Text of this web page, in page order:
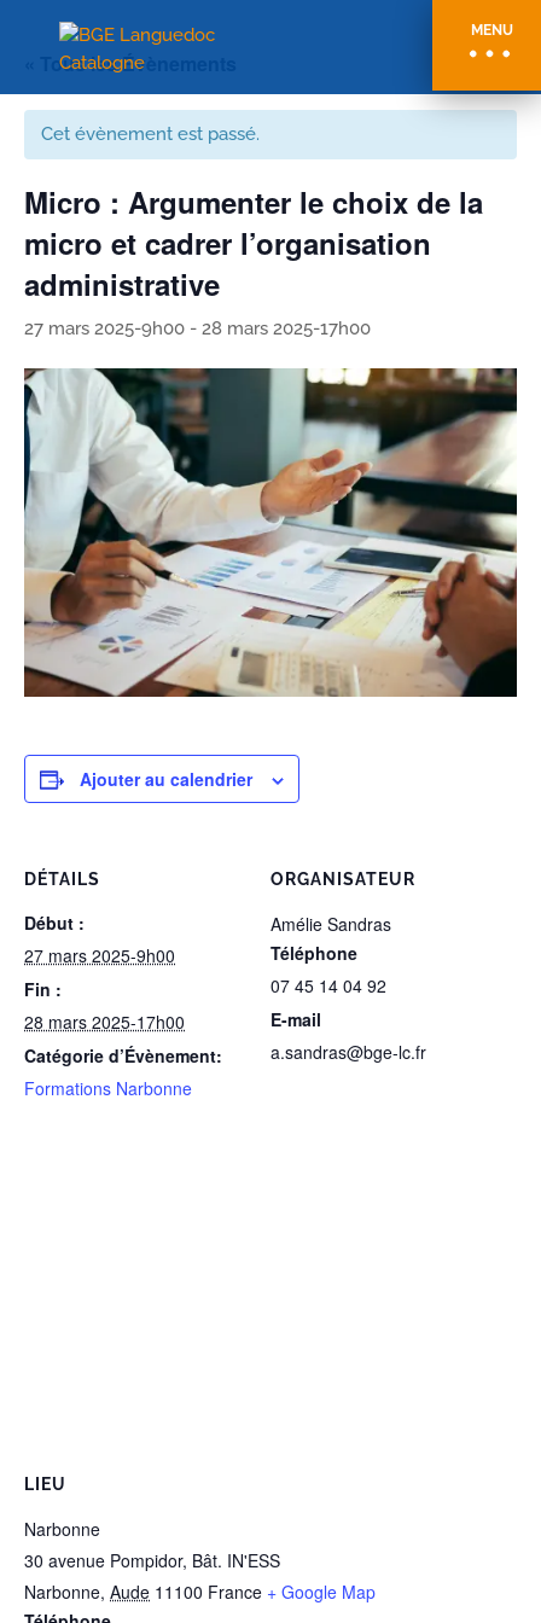
MENU
« Tous les Évènements
Cet évènement est passé.
Micro : Argumenter le choix de la
micro et cadrer l’organisation
administrative
27 mars 2025-9h00 - 28 mars 2025-17h00
Ajouter au calendrier
DÉTAILS
Début :
27 mars 2025-9h00
Fin :
28 mars 2025-17h00
Catégorie d’Évènement:
Formations Narbonne
ORGANISATEUR
Amélie Sandras
Téléphone
07 45 14 04 92
E-mail
a.sandras@bge-lc.fr
LIEU
Narbonne
30 avenue Pompidor, Bât. IN'ESS
Narbonne, Aude 11100 France + Google Map